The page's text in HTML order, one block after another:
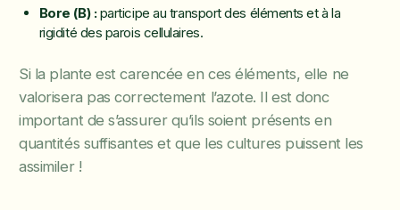
Bore (B) :participe au transport des éléments et à la
rigidité des parois cellulaires.
Si la plante est carencée en ces éléments, elle ne
valorisera pas correctement l’azote. Il est donc
important de s’assurer qu’ils soient présents en
quantités suffisantes et que les cultures puissent les
assimiler !